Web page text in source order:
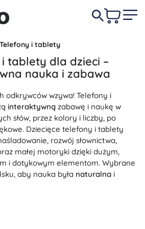
Telefony i tablety
tablety dla dzieci –
nauka i zabawa
odkrywców wzywa! Telefony i
interaktywną zabawę i naukę w
słów, przez kolory i liczby, po
Dziecięce telefony i tablety
rozwój słownictwa,
małej motoryki dzięki dużym,
i dotykowym elementom. Wybrane
aby nauka była naturalna i
dla dzieci, edukacyjny tablet
z motywami zwierzątek i